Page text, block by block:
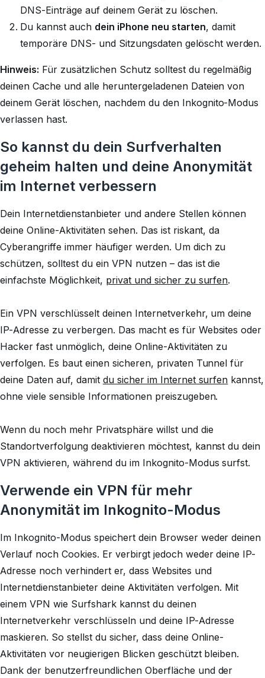
DNS-Einträge auf deinem Gerät zu löschen.
Du kannst auch dein iPhone neu starten, damit
temporäre DNS- und Sitzungsdaten gelöscht werden.
Hinweis: Für zusätzlichen Schutz solltest du regelmäßig
deinen Cache und alle heruntergeladenen Dateien von
deinem Gerät löschen, nachdem du den Inkognito-Modus
verlassen hast.
So kannst du dein Surfverhalten
geheim halten und deine Anonymität
im Internet verbessern
Dein Internetdienstanbieter und andere Stellen können
deine Online-Aktivitäten sehen. Das ist riskant, da
Cyberangriffe immer häufiger werden. Um dich zu
schützen, solltest du ein VPN nutzen – das ist die
einfachste Möglichkeit, privat und sicher zu surfen.
Ein VPN verschlüsselt deinen Internetverkehr, um deine
IP-Adresse zu verbergen. Das macht es für Websites oder
Hacker fast unmöglich, deine Online-Aktivitäten zu
verfolgen. Es baut einen sicheren, privaten Tunnel für
deine Daten auf, damit du sicher im Internet surfen kannst,
ohne viele sensible Informationen preiszugeben.
Wenn du noch mehr Privatsphäre willst und die
Standortverfolgung deaktivieren möchtest, kannst du dein
VPN aktivieren, während du im Inkognito-Modus surfst.
Verwende ein VPN für mehr
Anonymität im Inkognito-Modus
Im Inkognito-Modus speichert dein Browser weder deinen
Verlauf noch Cookies. Er verbirgt jedoch weder deine IP-
Adresse noch verhindert er, dass Websites und
Internetdienstanbieter deine Aktivitäten verfolgen. Mit
einem VPN wie Surfshark kannst du deinen
Internetverkehr verschlüsseln und deine IP-Adresse
maskieren. So stellst du sicher, dass deine Online-
Aktivitäten vor neugierigen Blicken geschützt bleiben.
Dank der benutzerfreundlichen Oberfläche und der